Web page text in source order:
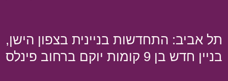
תל אביב: התחדשות בניינית בצפון הישן,
בניין חדש בן 9 קומות יוקם ברחוב פינלס